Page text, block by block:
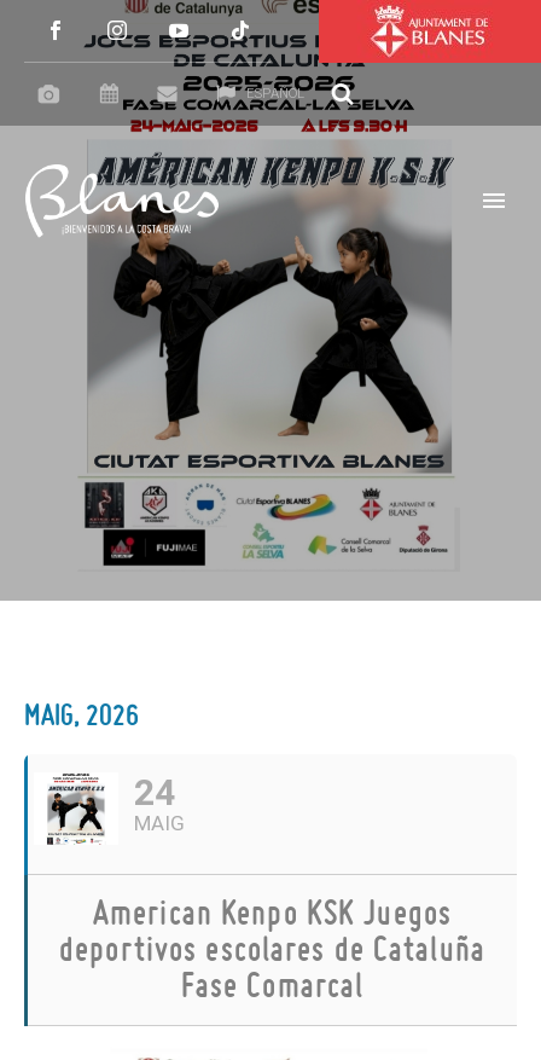
ESPAÑOL
MAIG, 2026
24
MAIG
American Kenpo KSK Juegos
deportivos escolares de Cataluña
Fase Comarcal